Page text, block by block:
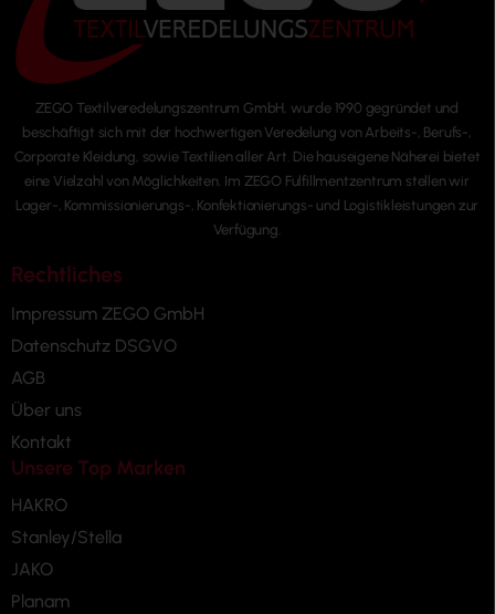
ZEGO Textilveredelungszentrum GmbH, wurde 1990 gegründet und
beschäftigt sich mit der hochwertigen Veredelung von Arbeits-, Berufs-,
Corporate Kleidung, sowie Textilien aller Art. Die hauseigene Näherei bietet
eine Vielzahl von Möglichkeiten. Im ZEGO Fulfillmentzentrum stellen wir
Lager-, Kommissionierungs-, Konfektionierungs- und Logistikleistungen zur
Verfügung.
Rechtliches
Impressum ZEGO GmbH
Datenschutz DSGVO
AGB
Über uns
Kontakt
Unsere Top Marken
HAKRO
Stanley/Stella
JAKO
Planam